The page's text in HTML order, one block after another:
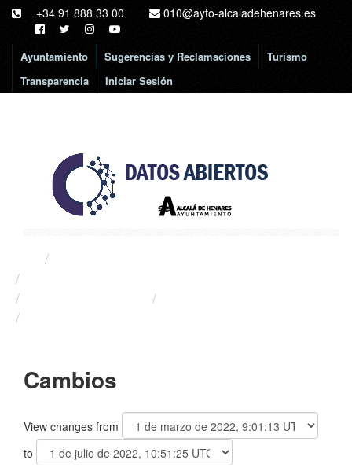
Ir
contenido
+34 91 888 33 00 010@ayto-alcaladehenares.es
Ayuntamiento Sugerencias y Reclamaciones
Turismo
Transparencia
Iniciar Sesión
Cambios
View changes from
to